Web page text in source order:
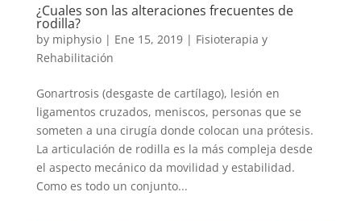
¿Cuales son las alteraciones frecuentes de
rodilla?
by miphysio| Ene 15, 2019| Fisioterapia y
Rehabilitación
Gonartrosis (desgaste de cartílago), lesión en
ligamentos cruzados, meniscos, personas que se
someten a una cirugía donde colocan una prótesis.
La articulación de rodilla es la más compleja desde
el aspecto mecánico da movilidad y estabilidad.
Como es todo un conjunto...